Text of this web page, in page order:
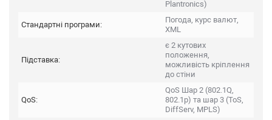
Plantronics)
Стандартні програми:
Погода, курс валют,
XML
Підставка:
є 2 кутових
положення,
можливість кріплення
до стіни
QoS:
QoS Шар 2 (802.1Q,
802.1p) та шар 3 (ToS,
DiffServ, MPLS)